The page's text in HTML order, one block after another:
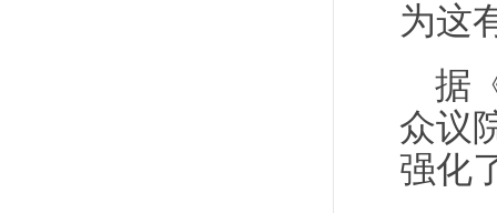
为这
据
众议
强化